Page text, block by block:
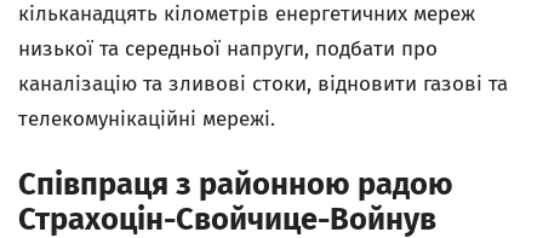
кільканадцять кілометрів енергетичних мереж
низької та середньої напруги, подбати про
каналізацію та зливові стоки, відновити газові та
телекомунікаційні мережі.
Співпраця з районною радою
Страхоцін-Свойчице-Войнув